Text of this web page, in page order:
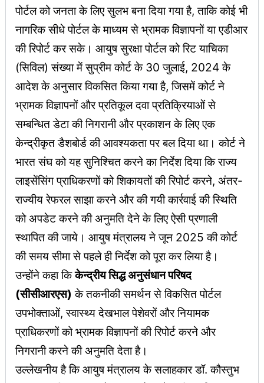
पोर्टल को जनता के लिए सुलभ बना दिया गया है, ताकि कोई भी
नागरिक सीधे पोर्टल के माध्यम से भ्रामक विज्ञापनों या एडीआर
की रिपोर्ट कर सके। आयुष सुरक्षा पोर्टल को रिट याचिका
(सिविल) संख्या में सुप्रीम कोर्ट के 30 जुलाई, 2024 के
आदेश के अनुसार विकसित किया गया है, जिसमें कोर्ट ने
भ्रामक विज्ञापनों और प्रतिकूल दवा प्रतिक्रियाओं से
सम्बन्धित डेटा की निगरानी और प्रकाशन के लिए एक
केन्द्रीकृत डैशबोर्ड की आवश्यकता पर बल दिया था। कोर्ट ने
भारत संघ को यह सुनिश्चित करने का निर्देश दिया कि राज्य
लाइसेंसिंग प्राधिकरणों को शिकायतों की रिपोर्ट करने, अंतर-
राज्यीय रेफरल साझा करने और की गयी कार्रवाई की स्थिति
को अपडेट करने की अनुमति देने के लिए ऐसी प्रणाली
स्थापित की जाये। आयुष मंत्रालय ने जून 2025 की कोर्ट
की समय सीमा से पहले ही निर्देश को पूरा कर लिया है।
उन्होंने कहा किकेन्द्रीय सिद्ध अनुसंधान परिषद
(सीसीआरएस) के तकनीकी समर्थन से विकसित पोर्टल
उपभोक्ताओं, स्वास्थ्य देखभाल पेशेवरों और नियामक
प्राधिकरणों को भ्रामक विज्ञापनों की रिपोर्ट करने और
निगरानी करने की अनुमति देता है।
उल्लेखनीय है कि आयुष मंत्रालय के सलाहकार डॉ. कौस्तुभ